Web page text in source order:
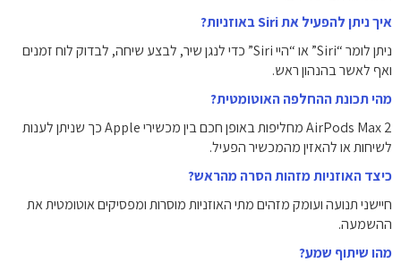
איך ניתן להפעיל את Siri באוזניות?
ניתן לומר “Siri” או “היי Siri” כדי לנגן שיר, לבצע שיחה, לבדוק לוח זמנים
ואף לאשר בהנהון ראש.
מהי תכונת ההחלפה האוטומטית?
AirPods Max 2 מחליפות באופן חכם בין מכשירי Apple כך שניתן לענות
לשיחות או להאזין מהמכשיר הפעיל.
כיצד האוזניות מזהות הסרה מהראש?
חיישני תנועה ועומק מזהים מתי האוזניות מוסרות ומפסיקים אוטומטית את
ההשמעה.
מהו שיתוף שמע?